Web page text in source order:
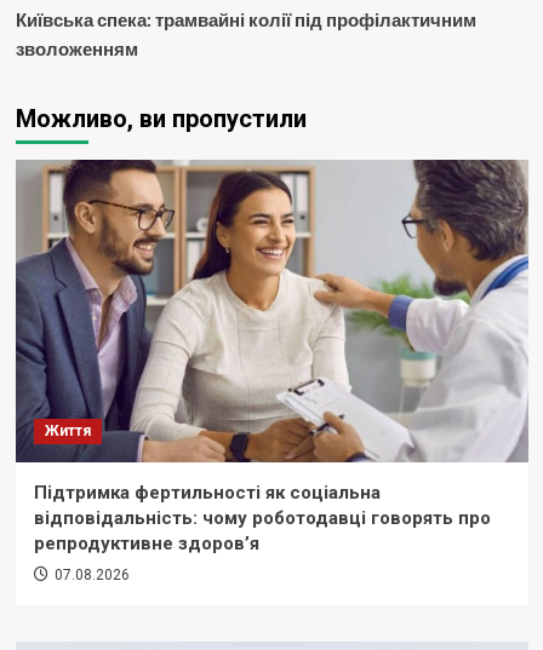
Київська спека: трамвайні колії під профілактичним
зволоженням
Можливо, ви пропустили
Життя
Підтримка фертильності як соціальна
відповідальність: чому роботодавці говорять про
репродуктивне здоров’я
07.08.2026